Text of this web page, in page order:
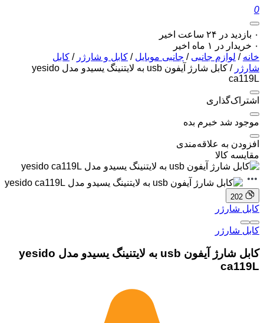
0
۰ بازدید در ۲۴ ساعت اخیر
۰ خریدار در ۱ ماه اخیر
خانه / لوازم جانبی / جانبی موبایل / کابل و شارژر / کابل
شارژر
/ کابل شارژ آیفون usb به لایتنینگ یسیدو مدل yesido
ca119L
اشتراک‌گذاری
موجود شد خبرم بده
افزودن به علاقه‌مندی
مقایسه کالا
202
کابل شارژر
کابل شارژر
کابل شارژ آیفون usb به لایتنینگ یسیدو مدل yesido
ca119L